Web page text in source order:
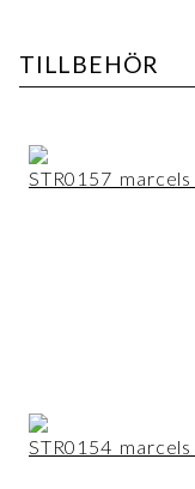
TILLBEHÖR